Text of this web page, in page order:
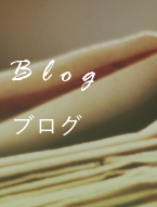
Blog
ブログ